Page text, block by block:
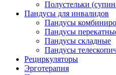
Полустельки
Пандусы для инвалидов
Пандусы
Пандусы
Пандусы складные
Пандусы
Рециркуляторы
Эрготерапия